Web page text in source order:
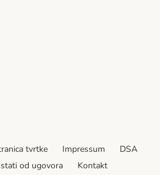
tvrtke Impressum
DSA
od ugovora
Kontakt